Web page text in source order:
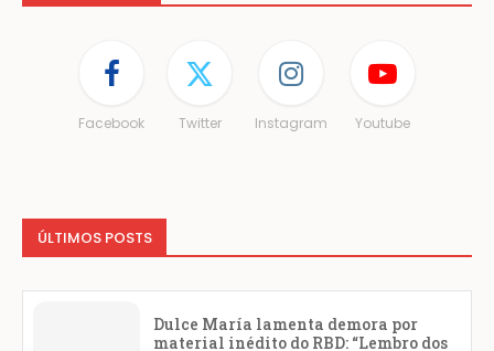
Facebook Twitter Instagram Youtube
ÚLTIMOS POSTS
Dulce María lamenta demora por
material inédito do RBD: “Lembro dos